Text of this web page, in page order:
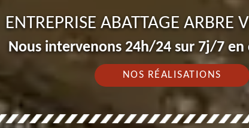
ENTREPRISE ABATTAGE ARBRE
Nous intervenons 24h/24 sur 7j/7 en
NOS RÉALISATIONS